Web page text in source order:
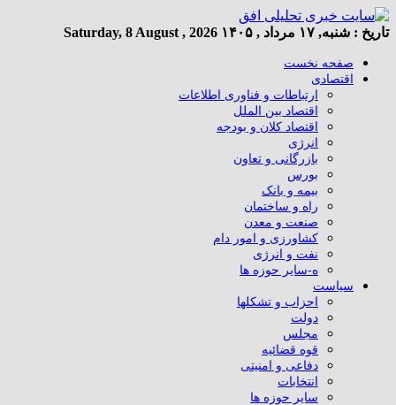
تاریخ : شنبه, ۱۷ مرداد , ۱۴۰۵ Saturday, 8 August , 2026
صفحه نخست
اقتصادی
ارتباطات و فناوری اطلاعات
اقتصاد بین الملل
اقتصاد کلان و بودجه
انرژی
بازرگانی و تعاون
بورس
بیمه و بانک
راه و ساختمان
صنعت و معدن
کشاورزی و امور دام
نفت و انرژی
ه-سایر حوزه ها
سیاست
احزاب و تشکلها
دولت
مجلس
قوه قضائیه
دفاعی و امنیتی
انتخابات
سایر حوزه ها